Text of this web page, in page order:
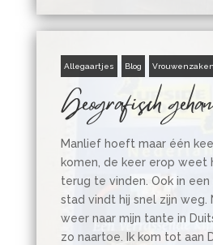
Allegaartjes Blog Vrouwenzaken
Geografisch
Manlief hoeft maar één
komen, de keer erop weet
terug te vinden. Ook in
stad vindt hij snel zijn weg.
weer naar mijn tante in
zo naartoe. Ik kom tot aan